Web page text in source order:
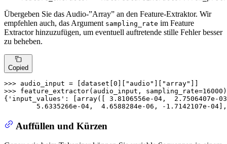
Übergeben Sie das Audio-”Array” an den Feature-Extraktor. Wir
empfehlen auch, das Argument sampling_rate im Feature
Extractor hinzuzufügen, um eventuell auftretende stille Fehler besser
zu beheben.
Copied
>>> audio_input = [dataset[ 0 "audio" "array"
>>> feature_extractor(audio_input, sampling_rate=16000 )
{ 'input_values' : [array([ 3.8106556e-04 , 2.7506407e-03
5.6335266e-04 , 4.6588284e-06 , - 1.7142107e-04
Auffüllen und Kürzen